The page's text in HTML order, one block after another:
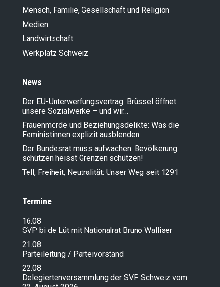
Mensch, Familie, Gesellschaft und Religion
Medien
Landwirt­schaft
Werkplatz Schweiz
News
Der EU-Unterwerfungsvertrag: Brüssel öffnet
unsere Sozialwerke – und wir…
Frauenmorde und Beziehungsdelikte: Was die
Feministinnen explizit ausblenden
Der Bundesrat muss aufwachen: Bevölkerung
schützen heisst Grenzen schützen!
Tell, Freiheit, Neutralität: Unser Weg seit 1291
Termine
16.08
SVP bi de Lüt mit Nationalrat Bruno Walliser
21.08
Parteileitung / Parteivorstand
22.08
Delegiertenversammlung der SVP Schweiz vom